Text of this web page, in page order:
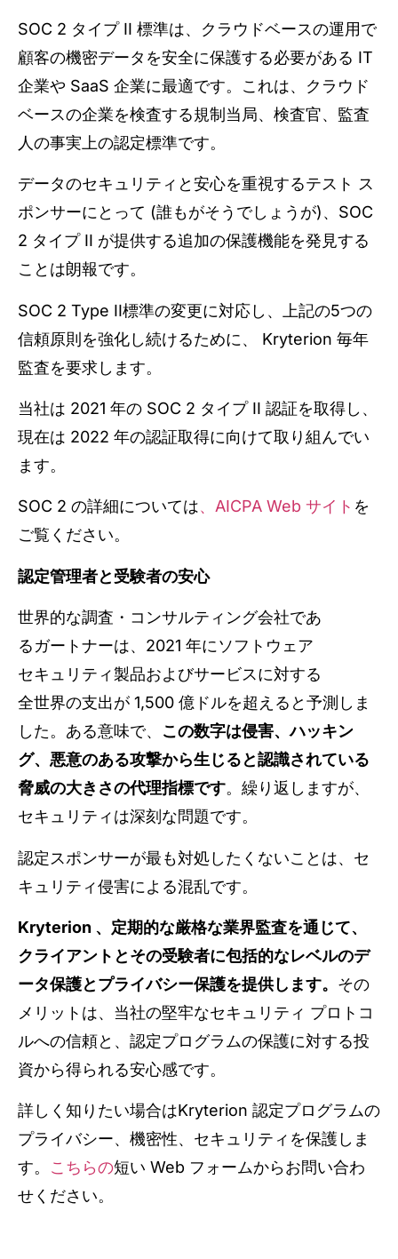
SOC 2 タイプ II 標準は、クラウドベースの運用で
顧客の機密データを安全に保護する必要がある IT
企業や SaaS 企業に最適です。これは、クラウド
ベースの企業を検査する規制当局、検査官、監査
人の事実上の認定標準です。
データのセキュリティと安心を重視するテスト ス
ポンサーにとって (誰もがそうでしょうが)、SOC
2 タイプ II が提供する追加の保護機能を発見する
ことは朗報です。
SOC 2 Type II標準の変更に対応し、上記の5つの
信頼原則を強化し続けるために、 Kryterion 毎年
監査を要求します。
当社は 2021 年の SOC 2 タイプ II 認証を取得し、
現在は 2022 年の認証取得に向けて取り組んでい
ます。
SOC 2 の詳細については、AICPA Web サイト を
ご覧ください。
認定管理者と受験者の安心
世界的な調査・コンサルティング会社であ
るガートナーは、2021 年にソフトウェア
セキュリティ製品およびサービスに対する
全世界の支出が 1,500 億ドルを超えると予測しま
した。ある意味で、 この数字は侵害、ハッキン
グ、悪意のある攻撃から生じると認識されている
脅威の大きさの代理指標です。繰り返しますが、
セキュリティは深刻な問題です。
認定スポンサーが最も対処したくないことは、セ
キュリティ侵害による混乱です。
Kryterion 、定期的な厳格な業界監査を通じて、
クライアントとその受験者に包括的なレベルのデ
ータ保護とプライバシー保護を提供します。 その
メリットは、当社の堅牢なセキュリティ プロトコ
ルへの信頼と、認定プログラムの保護に対する投
資から得られる安心感です。
詳しく知りたい場合はKryterion 認定プログラムの
プライバシー、機密性、セキュリティを保護しま
す。 こちらの短い Web フォームからお問い合わ
せください。